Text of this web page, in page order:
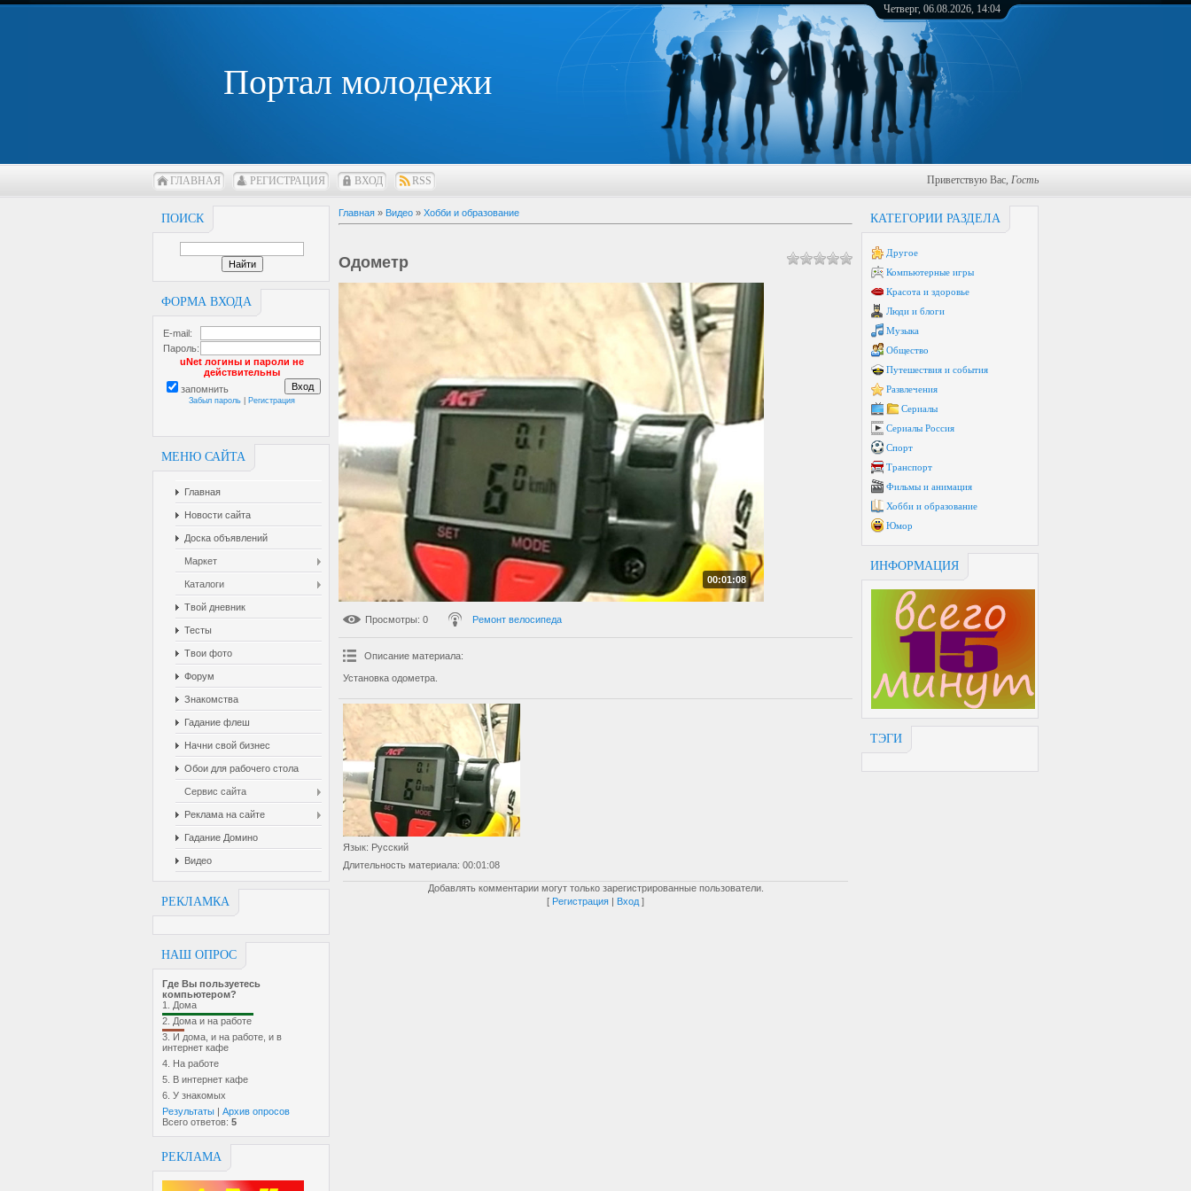
Портал молодежи
Четверг, 06.08.2026, 14:04
ГЛАВНАЯ РЕГИСТРАЦИЯ ВХОД RSS Приветствую Вас, Гость
ПОИСК
ФОРМА ВХОДА
E-mail:
Пароль:
uNet логины и пароли не
действительны
запомнить
Забыл пароль Регистрация
МЕНЮ САЙТА
Главная
Новости сайта
Доска объявлений
Маркет
Каталоги
Твой дневник
Тесты
Твои фото
Форум
Знакомства
Гадание флеш
Начни свой бизнес
Обои для рабочего стола
Сервис сайта
Реклама на сайте
Гадание Домино
Видео
РЕКЛАМКА
НАШ ОПРОС
Где Вы пользуетесь
компьютером?
1. Дома
2. Дома и на работе
3. И дома, и на работе, и в
интернет кафе
4. На работе
5. В интернет кафе
6. У знакомых
Результаты | Архив опросов
Всего ответов: 5
РЕКЛАМА
КАТЕГОРИИ РАЗДЕЛА
Другое
Компьютерные игры
Красота и здоровье
Люди и блоги
Музыка
Общество
Путешествия и события
Развлечения
Сериалы
Сериалы Россия
Спорт
Транспорт
Фильмы и анимация
Хобби и образование
Юмор
ИНФОРМАЦИЯ
ТЭГИ
Главная » Видео » Хобби и образование
Одометр
00:01:08
Просмотры: 0 Ремонт велосипеда
Описание материала:
Установка одометра.
Язык: Русский
Длительность материала: 00:01:08
Добавлять комментарии могут только зарегистрированные пользователи.
[ Регистрация | Вход ]